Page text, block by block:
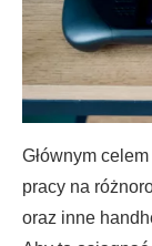
Głównym
pracy na
oraz inne